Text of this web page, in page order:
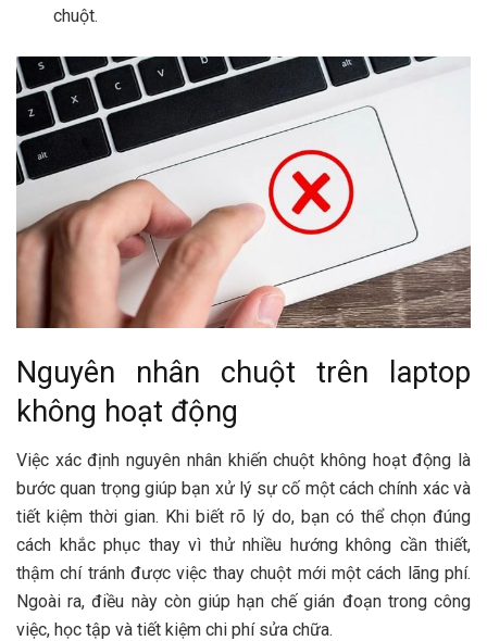
chuột.
Nguyên nhân chuột trên laptop
không hoạt động
Việc xác định nguyên nhân khiến chuột không hoạt động là
bước quan trọng giúp bạn xử lý sự cố một cách chính xác và
tiết kiệm thời gian. Khi biết rõ lý do, bạn có thể chọn đúng
cách khắc phục thay vì thử nhiều hướng không cần thiết,
thậm chí tránh được việc thay chuột mới một cách lãng phí.
Ngoài ra, điều này còn giúp hạn chế gián đoạn trong công
việc, học tập và tiết kiệm chi phí sửa chữa.